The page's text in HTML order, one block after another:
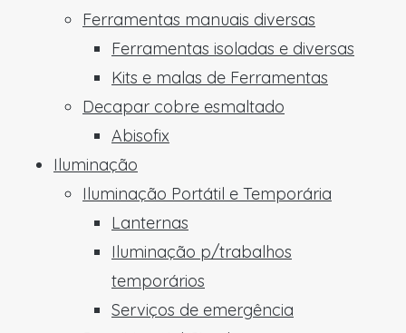
Ferramentas manuais diversas
Ferramentas isoladas e diversas
Kits e malas de Ferramentas
Decapar cobre esmaltado
Abisofix
Iluminação
Iluminação Portátil e Temporária
Lanternas
Iluminação p/trabalhos
temporários
Serviços de emergência